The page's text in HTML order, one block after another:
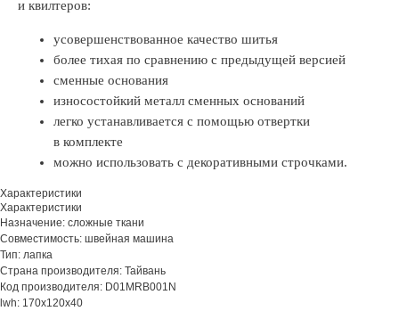
и квилтеров:
усовершенствованное качество шитья
более тихая по сравнению с предыдущей версией
сменные основания
износостойкий металл сменных оснований
легко устанавливается с помощью отвертки
в комплекте
можно использовать с декоративными строчками.
Характеристики
Характеристики
Назначение: сложные ткани
Совместимость: швейная машина
Тип: лапка
Страна производителя: Тайвань
Код производителя: D01MRB001N
lwh: 170x120x40